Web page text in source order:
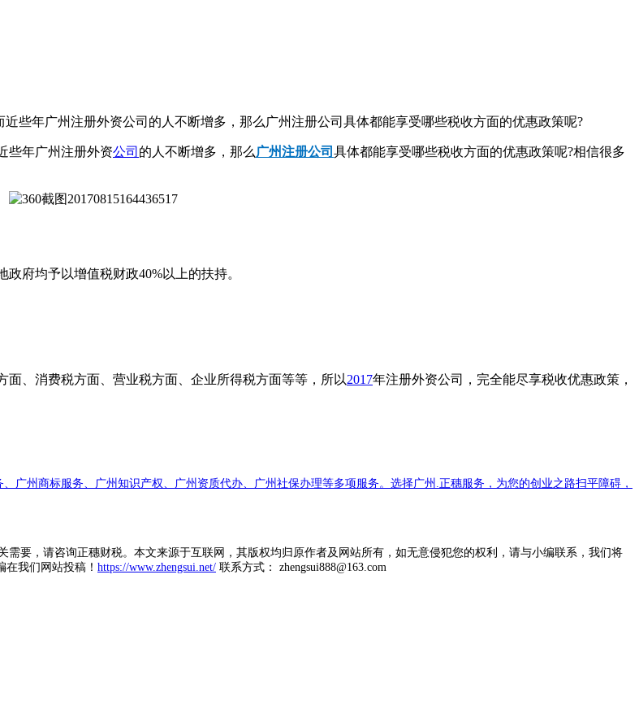
些年广州注册外资公司的人不断增多，那么广州注册公司具体都能享受哪些税收方面的优惠政策呢?
些年广州注册外资公司 的人不断增多，那么 广州注册公司 具体都能享受哪些税收方面的优惠政策呢?相信很多
府均予以增值税财政40%以上的扶持。
、消费税方面、营业税方面、企业所得税方面等等，所以2017年注册外资公司，完全能尽享税收优惠政策，
广州商标服务、广州知识产权、广州资质代办、广州社保办理等多项服务。选择广州.正穗服务，为您的创业之路扫平障碍，
要，请咨询正穗财税。本文来源于互联网，其版权均归原作者及网站所有，如无意侵犯您的权利，请与小编联系，我们将
我们网站投稿！ https://www.zhengsui.net/ 联系方式： zhengsui888@163.com